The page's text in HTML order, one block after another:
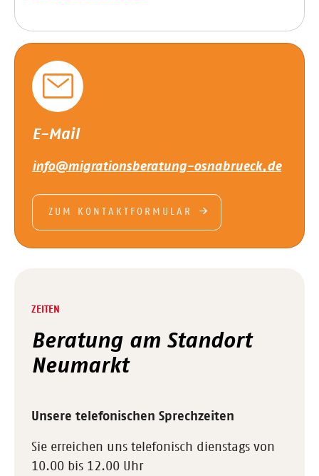
E-Mail
info@migrationsberatung-osnabrueck.de
ZUM KONTAKTFORMULAR
ZEITEN
Beratung am Standort
Neumarkt
Unsere telefonischen Sprechzeiten
Sie erreichen uns telefonisch dienstags von
10.00 bis 12.00 Uhr